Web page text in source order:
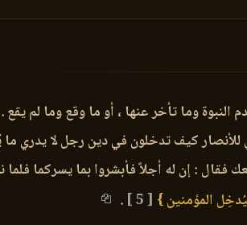
النبوة وما تأخر عنها ، أو ما وقع وما لم يقع
كيف تدخلون في دين رجل لا يدري ما
فقال : إن له أجلاً فأبشروا بما يسركما فلما
المؤمنين } [ 5 ]
.